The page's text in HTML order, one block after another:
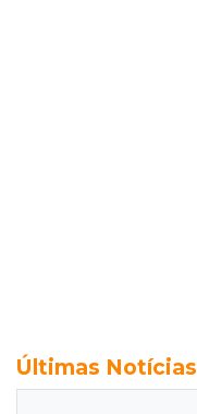
Últimas Notícias